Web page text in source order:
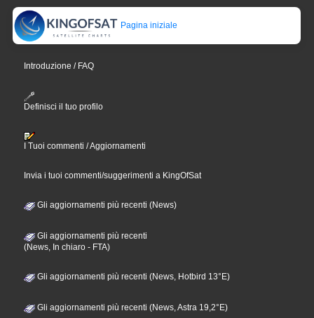
Pagina iniziale
Introduzione / FAQ
Definisci il tuo profilo
I Tuoi commenti / Aggiornamenti
Invia i tuoi commenti/suggerimenti a KingOfSat
Gli aggiornamenti più recenti (News)
Gli aggiornamenti più recenti
(News, In chiaro - FTA)
Gli aggiornamenti più recenti (News, Hotbird 13°E)
Gli aggiornamenti più recenti (News, Astra 19,2°E)